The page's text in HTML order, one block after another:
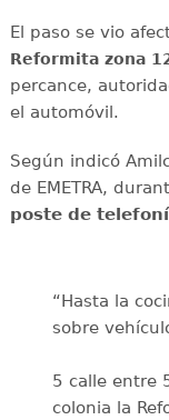
El paso se vio
Reformita zona
percance,
el automóvil.
Según indicó
de EMETRA,
poste de
“Hasta la
sobre
5 calle entre
colonia la